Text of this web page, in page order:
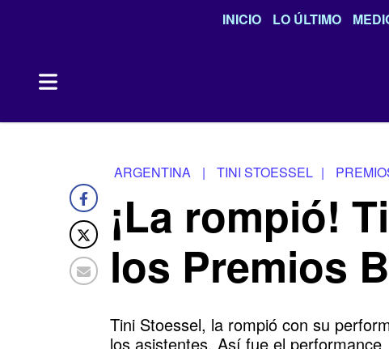
INICIO LO ÚLTIMO
ARGENTINA | TINI STOESSEL |
¡La rompió!
los Premios
Tini Stoessel, la rompió con su
los asistentes. Así fue el performance